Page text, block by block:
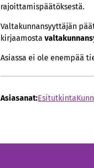
rajoittamispäätöksestä.
Valtakunnansyyttäjän
kirjaamosta
Asiassa ei ole enempää
Asiasanat:Esitutkinta